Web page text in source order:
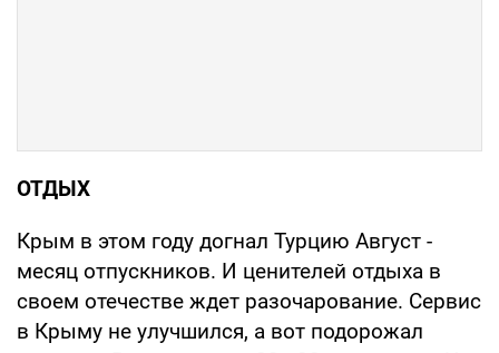
ОТДЫХ
Крым в этом году догнал Турцию Август -
месяц отпускников. И ценителей отдыха в
своем отечестве ждет разочарование. Сервис
в Крыму не улучшился, а вот подорожал